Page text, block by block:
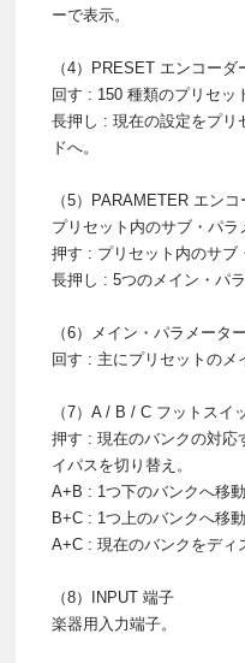
ーで表示。
（4）PRESET エンコーダ
回す : 150 種類のプリセッ
長押し : 現在の設定をプリ
ドへ。
（5）PARAMETER エンコ
プリセット内のサブ・パ
押す : プリセット内のサブ
長押し : 5つのメイン・パ
（6）メイン・パラメータ
回す : 主にプリセットのメ
（7）A / B / C フットスイ
押す : 現在のバンクの対応
イパスを切り替え。
A+B : 1つ下のバンクへ移動
B+C : 1つ上のバンクへ移動
A+C : 現在のバンクをディ
（8）INPUT 端子
楽器用入力端子。